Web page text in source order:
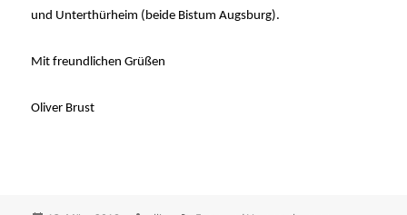
und Unterthürheim (beide Bistum Augsburg).
Mit freundlichen Grüßen
Oliver Brust